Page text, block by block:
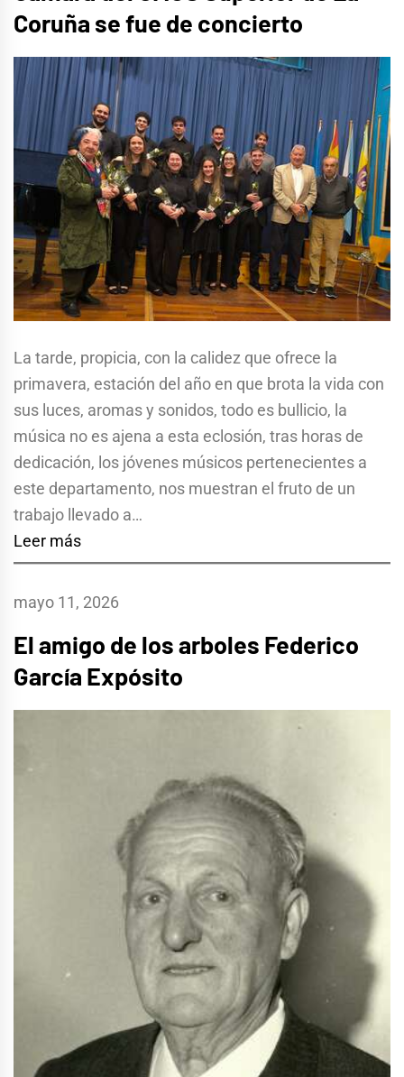
Coruña se fue de concierto
La tarde, propicia, con la calidez que ofrece la
primavera, estación del año en que brota la vida con
sus luces, aromas y sonidos, todo es bullicio, la
música no es ajena a esta eclosión, tras horas de
dedicación, los jóvenes músicos pertenecientes a
este departamento, nos muestran el fruto de un
trabajo llevado a…
Leer más
mayo 11, 2026
El amigo de los arboles Federico
García Expósito